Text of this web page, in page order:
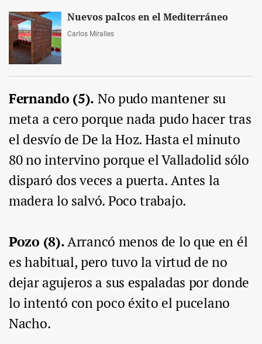
Nuevos palcos en el Mediterráneo
Carlos Miralles
Fernando (5). No pudo mantener su
meta a cero porque nada pudo hacer tras
el desvío de De la Hoz. Hasta el minuto
80 no intervino porque el Valladolid sólo
disparó dos veces a puerta. Antes la
madera lo salvó. Poco trabajo.
Pozo (8).Arrancó menos de lo que en él
es habitual, pero tuvo la virtud de no
dejar agujeros a sus espaladas por donde
lo intentó con poco éxito el pucelano
Nacho.